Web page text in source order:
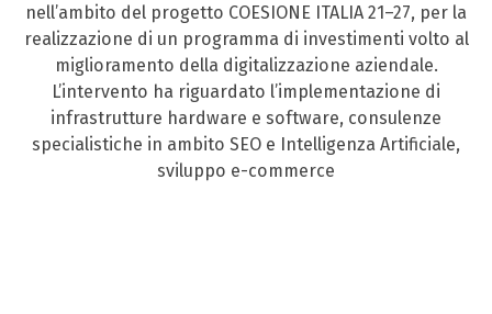
nell’ambito del progetto COESIONE ITALIA 21–27, per la
realizzazione di un programma di investimenti volto al
miglioramento della digitalizzazione aziendale.
L’intervento ha riguardato l’implementazione di
infrastrutture hardware e software, consulenze
specialistiche in ambito SEO e Intelligenza Artificiale,
sviluppo e-commerce